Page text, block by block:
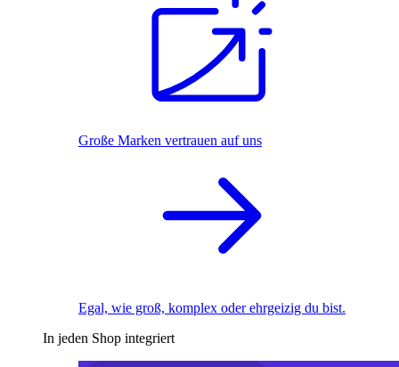
Große Marken vertrauen auf uns
Egal, wie groß, komplex oder ehrgeizig du bist.
In jeden Shop integriert